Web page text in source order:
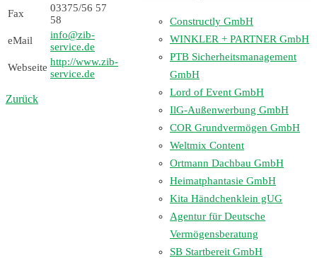
Fax
03375/56 57
58
eMail
info@zib-
service.de
Webseite http://www.zib-
service.de
Zurück
Constructly GmbH
WINKLER + PARTNER GmbH
PTB Sicherheitsmanagement
GmbH
Lord of Event GmbH
IlG-Außenwerbung GmbH
COR Grundvermögen GmbH
Weltmix Content
Ortmann Dachbau GmbH
Heimatphantasie GmbH
Kita Händchenklein gUG
Agentur für Deutsche
Vermögensberatung
SB Startbereit GmbH